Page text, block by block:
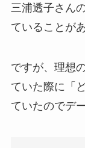
三浦透子さん
ていることが
ですが、理想
ていた際に「
ていたのでデ